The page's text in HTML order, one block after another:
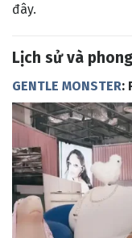
đây.
Lịch sử và
GENTLE MONSTER: